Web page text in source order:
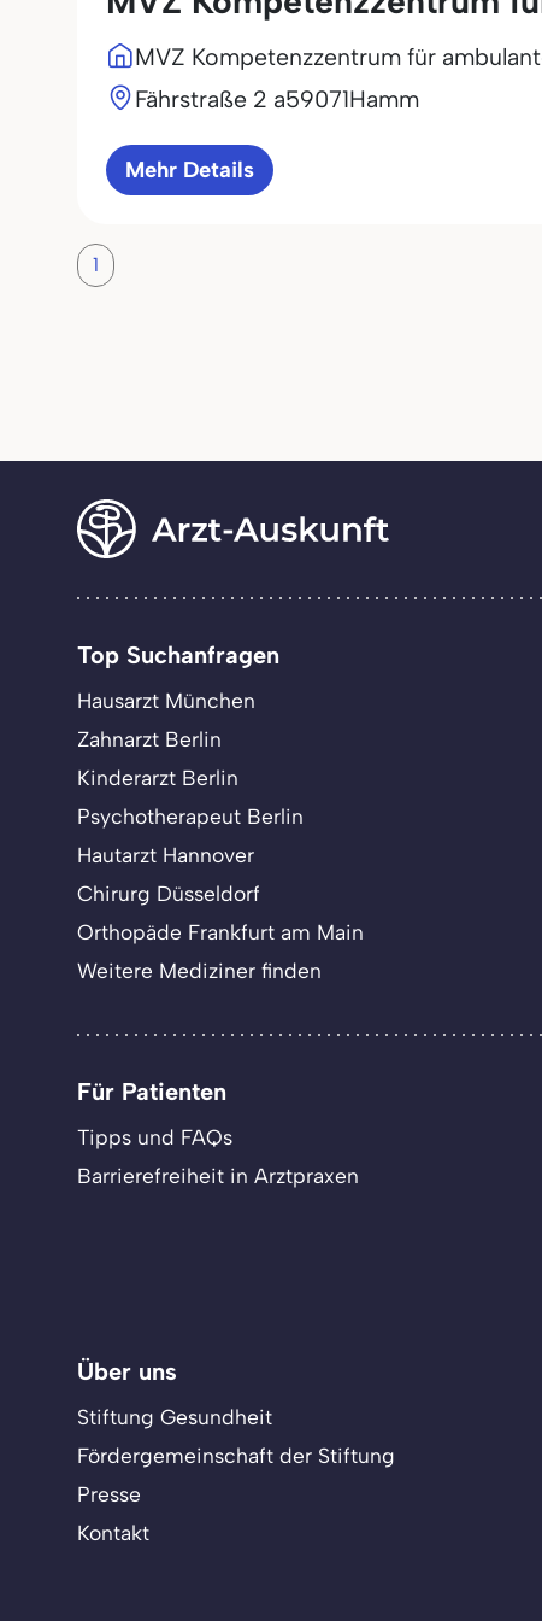
MVZ Kompetenzzentrum für
Fährstraße 2 a59071Hamm
Mehr Details
1
Top Suchanfragen
Hausarzt München
Zahnarzt Berlin
Kinderarzt Berlin
Psychotherapeut Berlin
Hautarzt Hannover
Chirurg Düsseldorf
Orthopäde Frankfurt am Main
Weitere Mediziner finden
Für Patienten
Tipps und FAQs
Barrierefreiheit in Arztpraxen
Über uns
Stiftung Gesundheit
Fördergemeinschaft der Stiftung
Presse
Kontakt